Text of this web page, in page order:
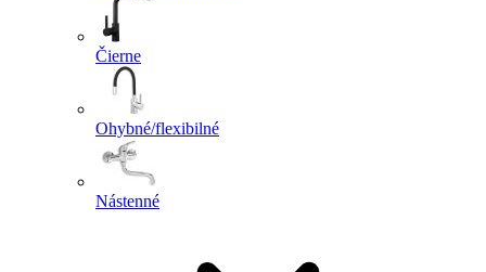
Čierne
Ohybné/flexibilné
Nástenné